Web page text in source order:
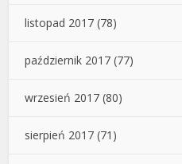
listopad 2017 (78)
październik 2017 (77)
wrzesień 2017 (80)
sierpień 2017 (71)